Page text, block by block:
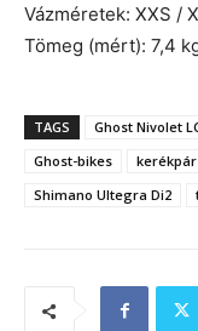
Vázméretek: XXS /
Tömeg (mért): 7,4
TAGS
Ghost Nivolet
Ghost-bikes
kerékpár
Shimano Ultegra Di2